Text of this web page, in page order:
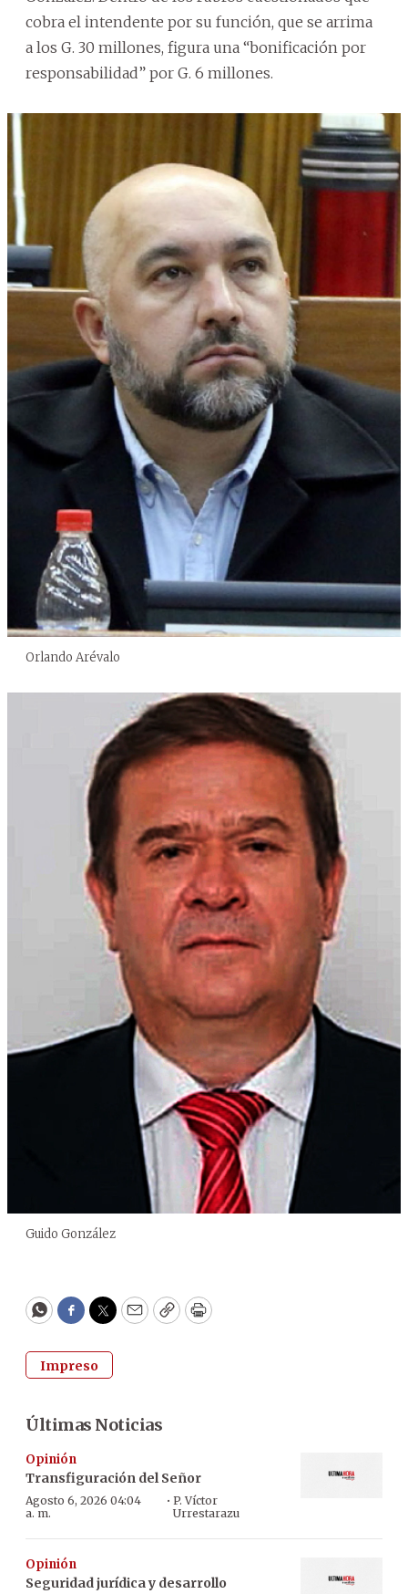
cobra el intendente por su función, que se arrima
a los G. 30 millones, figura una “bonificación por
responsabilidad” por G. 6 millones.
Orlando Arévalo
Guido González
WhatsApp
Facebook
Twitter
EmailCopyPrint
Impreso
Últimas Noticias
Opinión
Transfiguración del Señor
Agosto 6, 2026 04:04
a. m.
· P. Víctor
Urrestarazu
Opinión
Seguridad jurídica y desarrollo